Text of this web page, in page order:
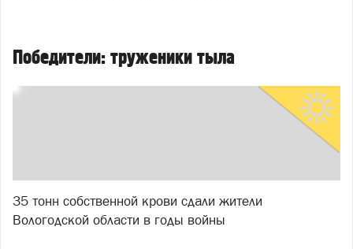
Победители: труженики тыла
35 тонн собственной крови сдали жители
Вологодской области в годы войны